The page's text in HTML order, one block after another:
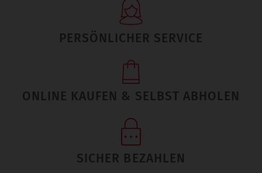
PERSÖNLICHER SERVICE
ONLINE KAUFEN & SELBST ABHOLEN
SICHER BEZAHLEN